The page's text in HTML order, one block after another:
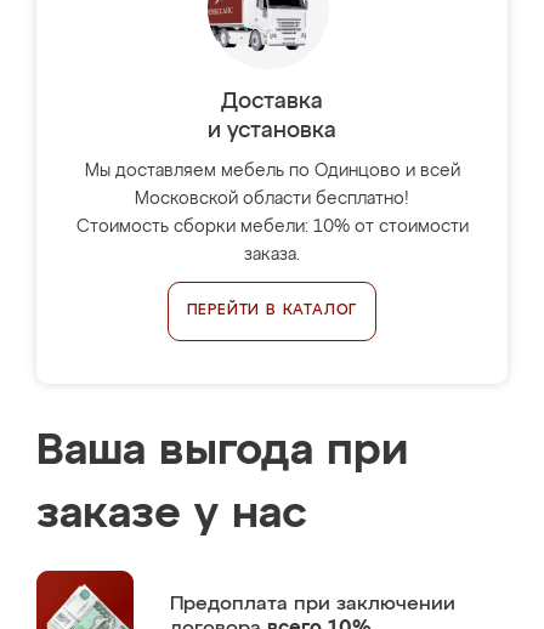
Доставка
и установка
Мы доставляем мебель по Одинцово и всей
Московской области бесплатно!
Стоимость сборки мебели: 10% от стоимости
заказа.
ПЕРЕЙТИ В КАТАЛОГ
Ваша выгода при
заказе у нас
Предоплата при заключении